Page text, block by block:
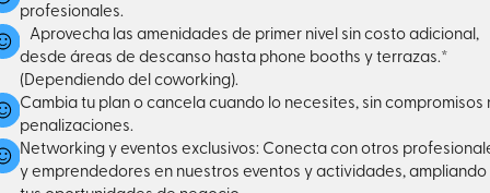
profesionales.
Aprovecha las amenidades de primer nivel sin costo adicional,
desde áreas de descanso hasta phone booths y terrazas.*
(Dependiendo del coworking).
Cambia tu plan o cancela cuando lo necesites, sin compromisos
penalizaciones.
Networking y eventos exclusivos: Conecta con otros
y emprendedores en nuestros eventos y actividades, ampliando